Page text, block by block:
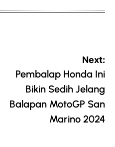
Next:
Pembalap Honda Ini
Bikin Sedih Jelang
Balapan MotoGP San
Marino 2024